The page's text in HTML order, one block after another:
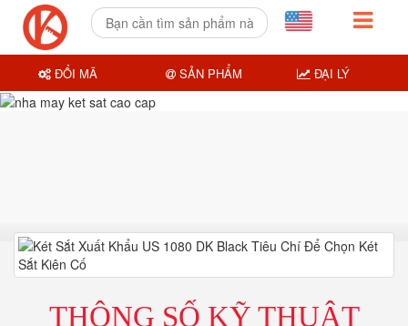
THÔNG SỐ KỸ THUẬT
ĐỔI MÃ SẢN PHẨM ĐẠI LÝ